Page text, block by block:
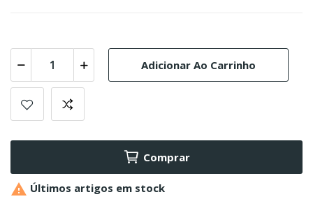
Adicionar Ao Carrinho
Comprar
 Últimos artigos em stock